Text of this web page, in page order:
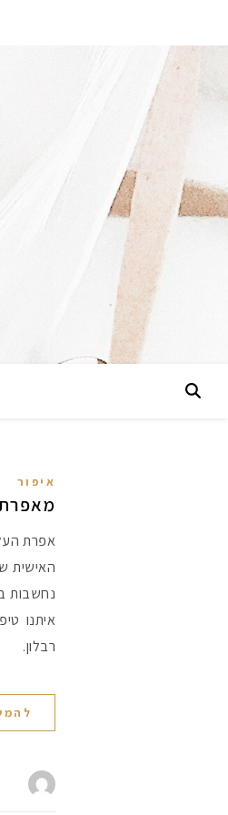
איפור
אפרת
האישית
נחשבות
רבלון.